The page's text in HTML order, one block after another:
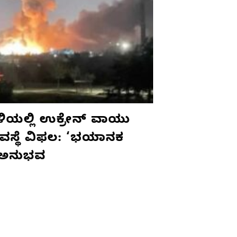
ಉಕ್ರೇನ್ ವಾಯು
ವಿಫಲ: ‘ಭಯಾನಕ